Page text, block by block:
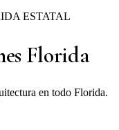
ESTATAL
Florida
en todo Florida.